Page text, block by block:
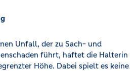
Unfall, der zu Sach- und
führt, haftet die Halterin
Höhe. Dabei spielt es keine